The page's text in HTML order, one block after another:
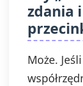
zdania
Może.